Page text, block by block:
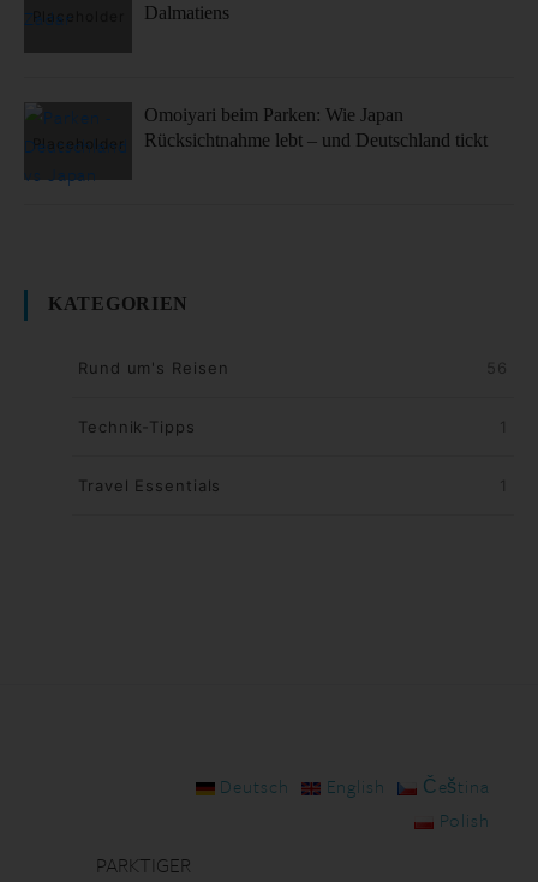
Dalmatiens
Omoiyari beim Parken: Wie Japan
Rücksichtnahme lebt – und Deutschland tickt
KATEGORIEN
Rund um's Reisen 56
Technik-Tipps 1
Travel Essentials 1
Deutsch English
Čeština
Polish
PARKTIGER